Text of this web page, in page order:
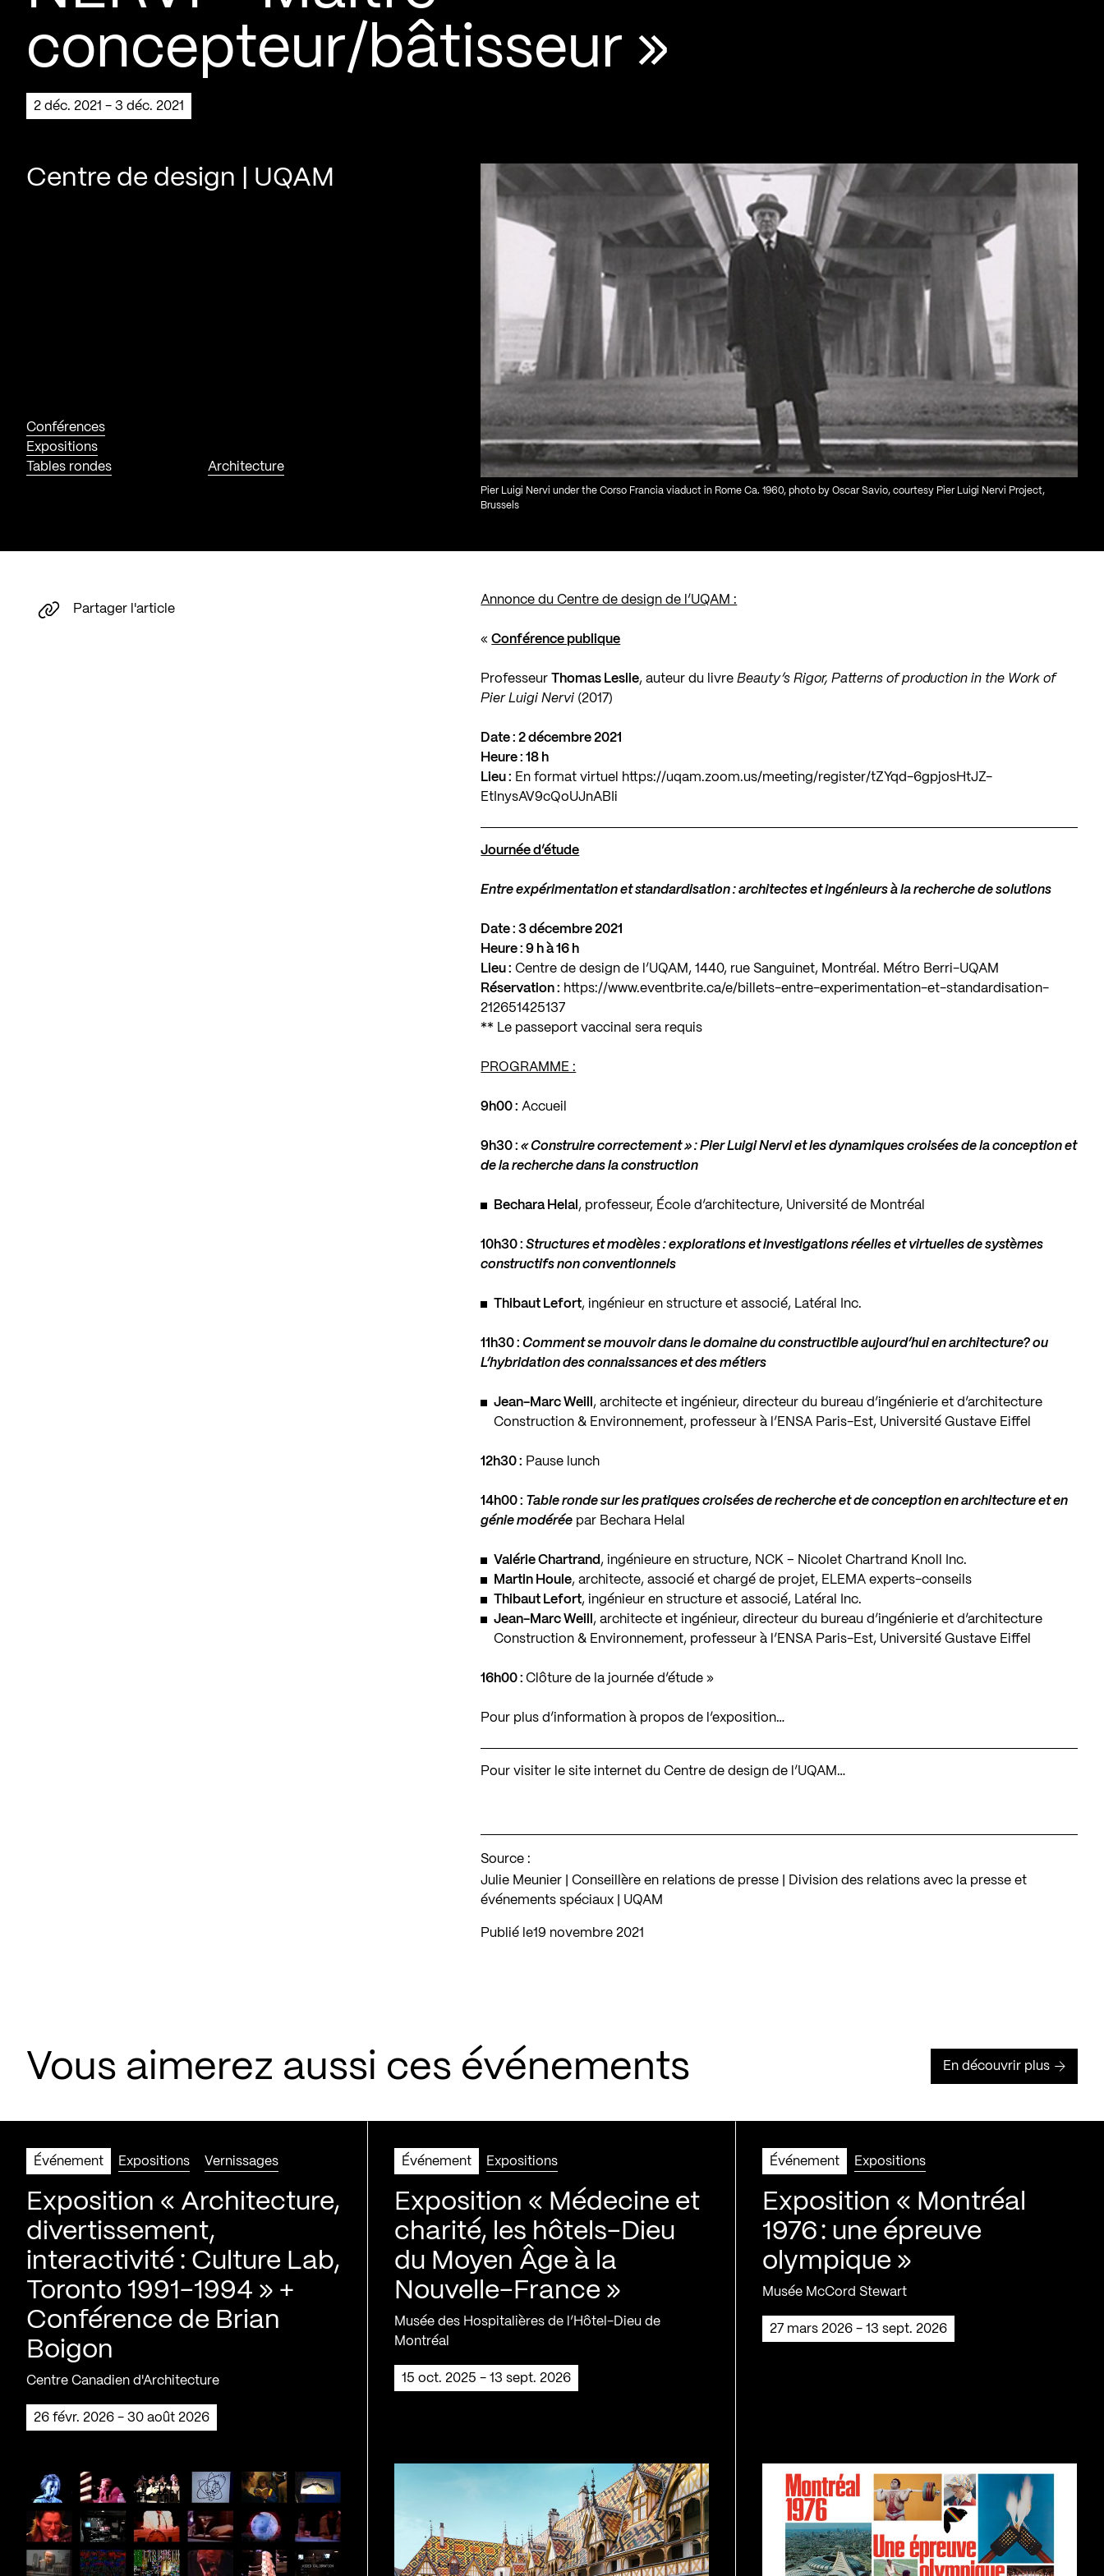
concepteur/bâtisseur »
2 déc. 2021 - 3 déc. 2021
Centre de design | UQAM
Conférences
Expositions
Tables rondes
Architecture
Pier Luigi Nervi under the Corso Francia viaduct in Rome Ca. 1960, photo by Oscar Savio, courtesy Pier Luigi Nervi Project,
Brussels
Annonce du Centre de design de l’UQAM :
«Conférence publique
ProfesseurThomas Leslie, auteur du livreBeauty’s Rigor, Patterns of production in the Work of
Pier Luigi Nervi (2017)
Date : 2 décembre 2021
Heure : 18 h
Lieu : En format virtuel
https://uqam.zoom.us/meeting/register/tZYqd-6gpjosHtJZ-
EtInysAV9cQoUJnABIi
Journée d’étude
Entre expérimentation et standardisation : architectes et ingénieurs à la recherche de solutions
Date : 3 décembre 2021
Heure : 9 h à 16 h
Lieu : Centre de design de l’UQAM, 1440, rue Sanguinet, Montréal. Métro Berri-UQAM
Réservation : https://www.eventbrite.ca/e/billets-entre-experimentation-et-standardisation-
212651425137
** Le passeport vaccinal sera requis
PROGRAMME :
9h00 : Accueil
9h30 :« Construire correctement » : Pier Luigi Nervi et les dynamiques croisées de la conception et
de la recherche dans la construction
Bechara Helal , professeur, École d’architecture, Université de Montréal
10h30 :Structures et modèles : explorations et investigations réelles et virtuelles de systèmes
constructifs non conventionnels
Thibaut Lefort, ingénieur en structure et associé, Latéral Inc.
11h30 :Comment se mouvoir dans le domaine du constructible aujourd’hui en architecture? ou
L’hybridation des connaissances et des métiers
Jean-Marc Weill , architecte et ingénieur, directeur du bureau d’ingénierie et d’architecture
Construction & Environnement, professeur à l’ENSA Paris-Est, Université Gustave Eiffel
12h30 : Pause lunch
14h00 : Table ronde sur les pratiques croisées de recherche et de conception en architecture et en
génie modérée par Bechara Helal
Valérie Chartrand , ingénieure en structure, NCK – Nicolet Chartrand Knoll Inc.
Martin Houle, architecte, associé et chargé de projet, ELEMA experts-conseils
Thibaut Lefort, ingénieur en structure et associé, Latéral Inc.
Jean-Marc Weill , architecte et ingénieur, directeur du bureau d’ingénierie et d’architecture
Construction & Environnement, professeur à l’ENSA Paris-Est, Université Gustave Eiffel
16h00 :Clôture de la journée d’étude »
Pour plus d’information à propos de l’exposition…
Pour visiter le site internet du Centre de design de l’UQAM…
Source :
Julie Meunier | Conseillère en relations de presse | Division des relations avec la presse et
événements spéciaux | UQAM
Publié le 19 novembre 2021
Partager l'article
Vous aimerez aussi ces événements En découvrir plus
Événement Expositions Vernissages
Exposition « Architecture,
divertissement,
interactivité : Culture Lab,
Toronto 1991-1994 » +
Conférence de Brian
Boigon
Centre Canadien d'Architecture
26 févr. 2026 - 30 août 2026
Événement Expositions
Exposition « Médecine et
charité, les hôtels-Dieu
du Moyen Âge à la
Nouvelle-France »
Musée des Hospitalières de l’Hôtel-Dieu de
Montréal
15 oct. 2025 - 13 sept. 2026
Événement Expositions
Exposition « Montréal
1976 : une épreuve
olympique »
Musée McCord Stewart
27 mars 2026 - 13 sept. 2026